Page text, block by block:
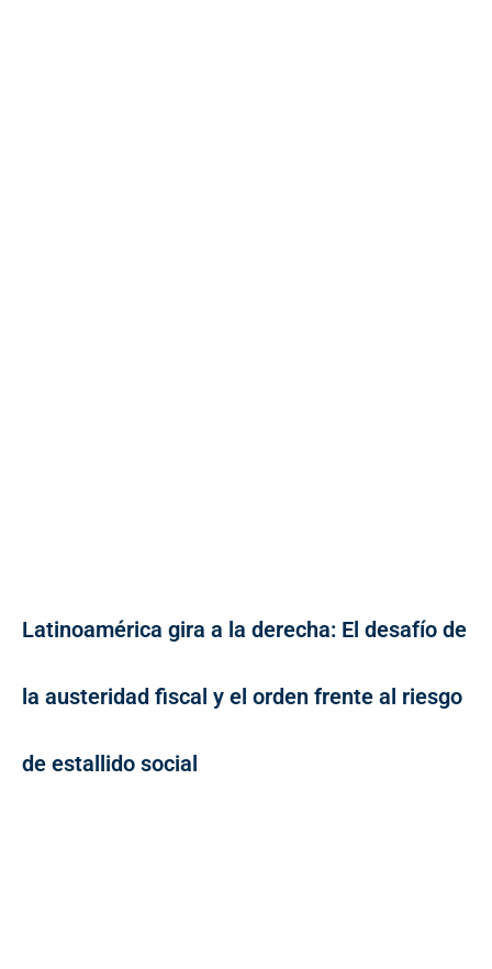
Latinoamérica gira a la derecha: El desafío de
la austeridad fiscal y el orden frente al riesgo
de estallido social